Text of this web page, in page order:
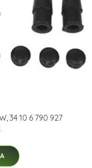
34 10 6 790 927